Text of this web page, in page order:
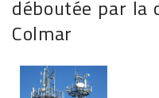
déboutée par la
Colmar